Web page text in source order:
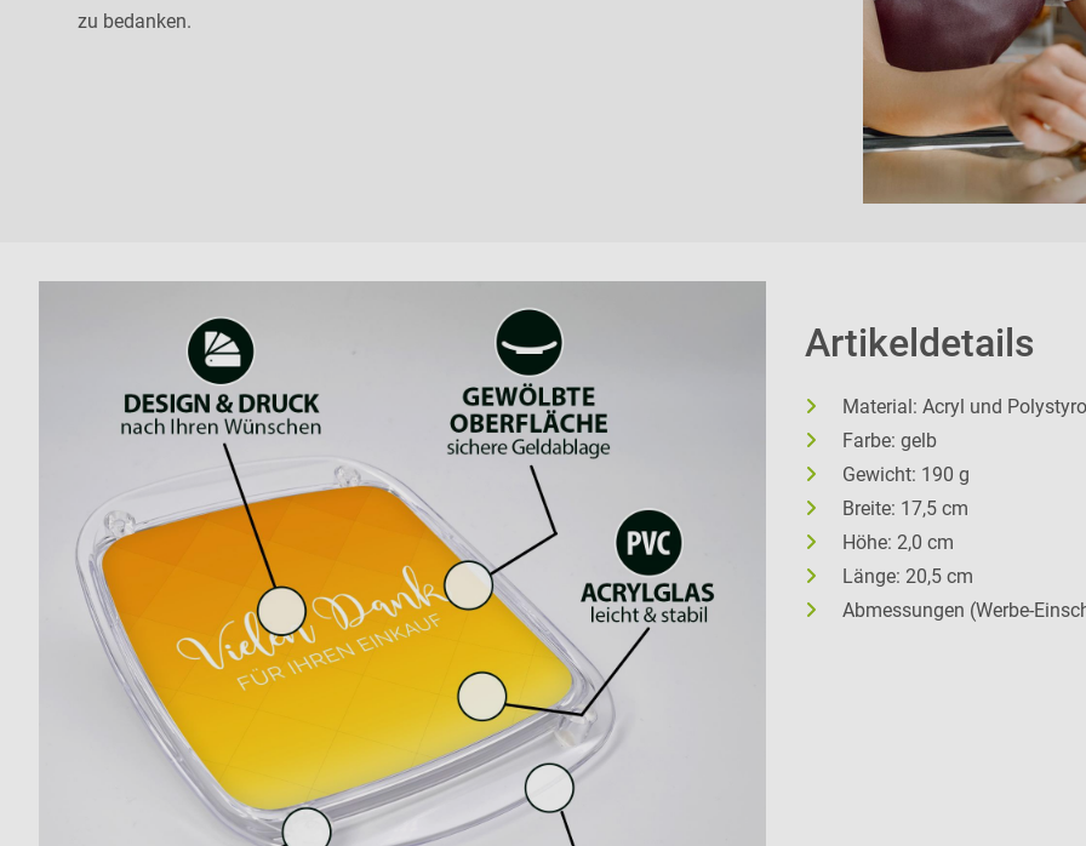
zu bedanken.
Artikeldetails
Material: Acryl und
Farbe: gelb
Gewicht: 190 g
Breite: 17,5 cm
Höhe: 2,0 cm
Länge: 20,5 cm
Abmessungen (Werbe-